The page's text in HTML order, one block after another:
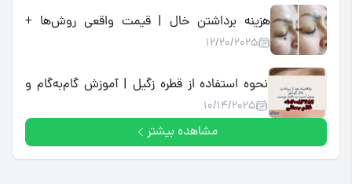
هزینه برداشتن خال | قیمت واقعی روش‌ها +
جایگزین خانگی کم‌هزینه
12/20/2025
نحوه استفاده از قطره زگیل | آموزش گام‌به‌گام و
مراقبت پس از آن
10/14/2025
مشاهده بیشتر